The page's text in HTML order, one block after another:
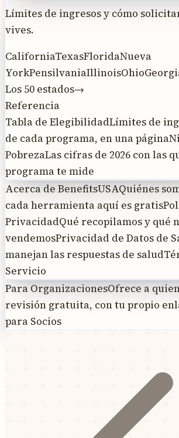
Límites de ingresos y cómo
vives.
CaliforniaTexasFloridaNueva
YorkPensilvaniaIllinoisOhio
Los 50 estados→
Referencia
Tabla de ElegibilidadLímites de
de cada programa, en una página
PobrezaLas cifras de 2026 con las
programa te mide
Acerca de BenefitsUSAQuiénes
cada herramienta aquí es gratis
PrivacidadQué recopilamos y qué
vendemosPrivacidad de Datos de
manejan las respuestas de salud
Servicio
Para OrganizacionesOfrece a
revisión gratuita, con tu propio
para Socios